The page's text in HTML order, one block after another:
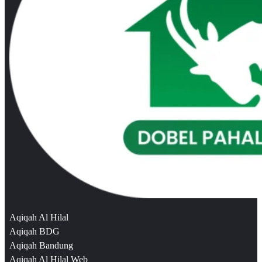
Aqiqah Al Hilal
Aqiqah BDG
Aqiqah Bandung
Aqiqah Al Hilal Web